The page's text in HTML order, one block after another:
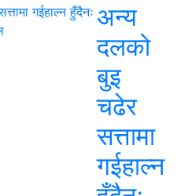
अन्य
दलको
बुइ
चढेर
सत्तामा
गईहाल्न